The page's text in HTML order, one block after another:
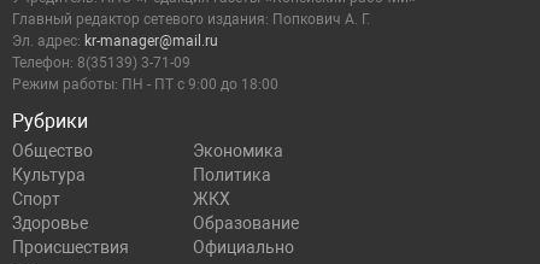
Рубрики
Общество
Экономика
Культура
Политика
Спорт
ЖКХ
Здоровье
Образование
Происшествия
Официально
Главный редактор сетевого издания: Попкович А. Г.
Эл. адрес: kr-manager@mail.ru
Телефон: 8(35139) 3-71-09
Режим работы: ПН - ПТ с 9:00 до 18:00